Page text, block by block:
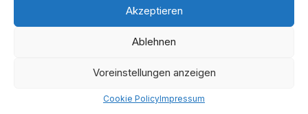
Akzeptieren
Ablehnen
Voreinstellungen anzeigen
Cookie PolicyImpressum